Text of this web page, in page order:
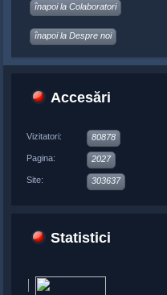
înapoi la Colaboratori
înapoi la Despre noi
Accesări
Vizitatori: 80878
Pagina: 2027
Site: 303637
Statistici